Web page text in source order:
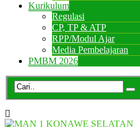
Kurikulum
Regulasi
CP, TP & ATP
RPP/Modul Ajar
Media Pembelajaran
PMBM 2026